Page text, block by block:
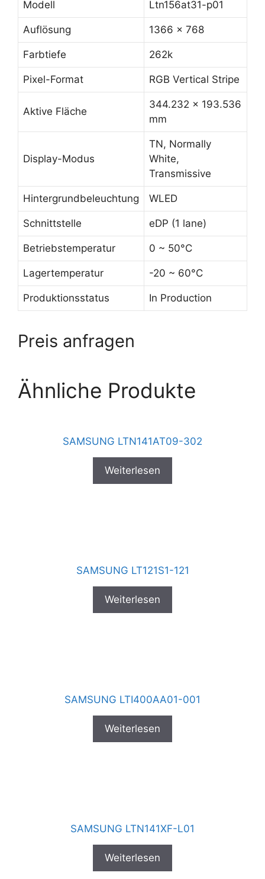
Modell Ltn156at31-p01
Auflösung 1366 x 768
Farbtiefe 262k
Pixel-Format RGB Vertical Stripe
Aktive Fläche
344.232 x 193.536
mm
Display-Modus
TN, Normally
White,
Transmissive
Hintergrundbeleuchtung WLED
Schnittstelle eDP (1 lane)
Betriebstemperatur 0 ~ 50°C
Lagertemperatur -20 ~ 60°C
Produktionsstatus In Production
Preis anfragen
Ähnliche Produkte
SAMSUNG LTN141AT09-302
Weiterlesen
SAMSUNG LT121S1-121
Weiterlesen
SAMSUNG LTI400AA01-001
Weiterlesen
SAMSUNG LTN141XF-L01
Weiterlesen